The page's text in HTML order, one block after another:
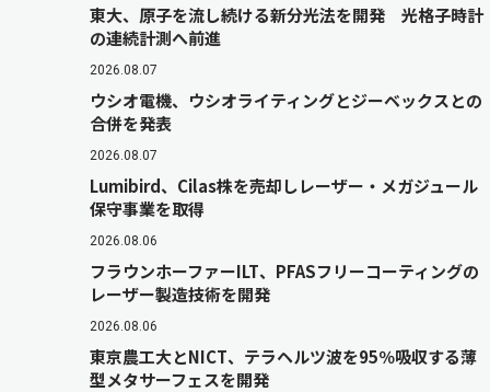
東大、原子を流し続ける新分光法を開発 光格子時計
の連続計測へ前進
2026.08.07
ウシオ電機、ウシオライティングとジーベックスとの
合併を発表
2026.08.07
Lumibird、Cilas株を売却しレーザー・メガジュール
保守事業を取得
2026.08.06
フラウンホーファーILT、PFASフリーコーティングの
レーザー製造技術を開発
2026.08.06
東京農工大とNICT、テラヘルツ波を95％吸収する薄
型メタサーフェスを開発